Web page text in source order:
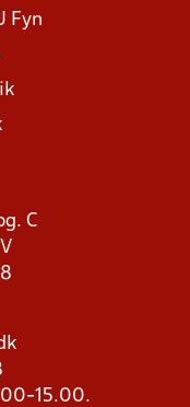
Fyn
C
15.00.